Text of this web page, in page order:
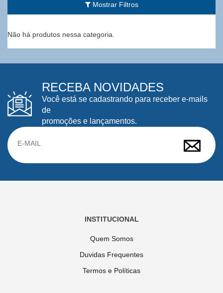
Mostrar Filtros
Não há produtos nessa categoria.
RECEBA NOVIDADES
Você está se cadastrando para receber e-mails
de
promoções e lançamentos.
INSTITUCIONAL
Quem Somos
Duvidas Frequentes
Termos e Políticas